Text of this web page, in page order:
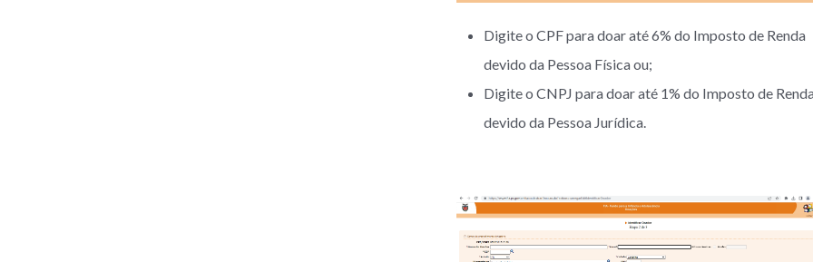
Digite o CPF para doar até 6% do Imposto de Renda
devido da Pessoa Física ou;
Digite o CNPJ para doar até 1% do Imposto de
devido da Pessoa Jurídica.